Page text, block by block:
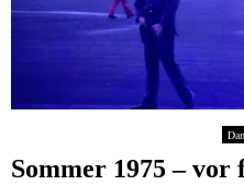
Sommer 1975 –